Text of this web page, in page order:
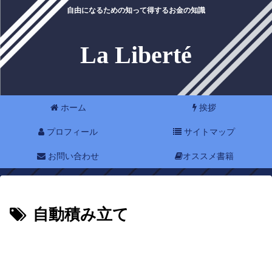
自由になるための知って得するお金の知識
La Liberté
ホーム 挨拶
プロフィール サイトマップ
お問い合わせ オススメ書籍
自動積み立て